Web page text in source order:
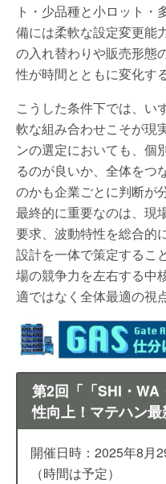
ト・少品種と小ロット・
備には柔軟な設定変更能
の入れ替わりや販売形態
性が時間とともに変化す
こうした条件下では、い
軟な組み合わせこそが現
ンの選定においても、個
るのが良いか、全体をつ
のかも企業ごとに判断が
最終的に重要なのは、現
要求、波動特性を総合的
設計を一体で策定するこ
場の競争力を左右する中
適ではなく全体最適の視
第2回「「SHI・
性向上！マテハン
開催日時：2025年8月
（時間は予定）